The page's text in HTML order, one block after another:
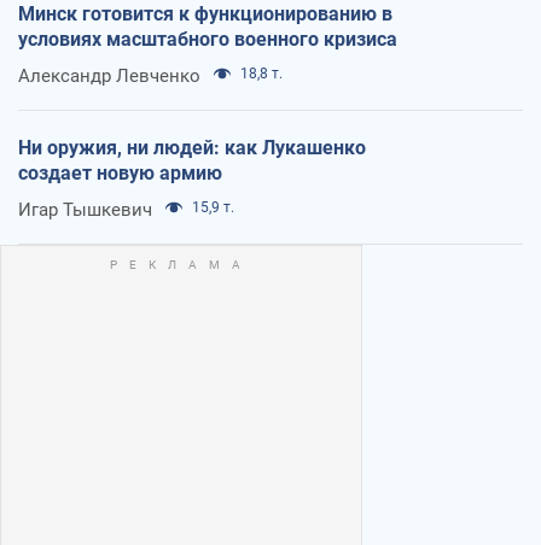
Минск готовится к функционированию в
условиях масштабного военного кризиса
Александр Левченко 18,8 т.
Ни оружия, ни людей: как Лукашенко
создает новую армию
Игар Тышкевич 15,9 т.